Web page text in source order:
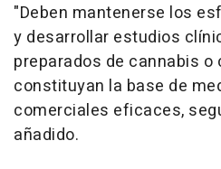
"Deben mantenerse los
y desarrollar estudios
preparados de cannabis o
constituyan la base de
comerciales eficaces,
añadido.